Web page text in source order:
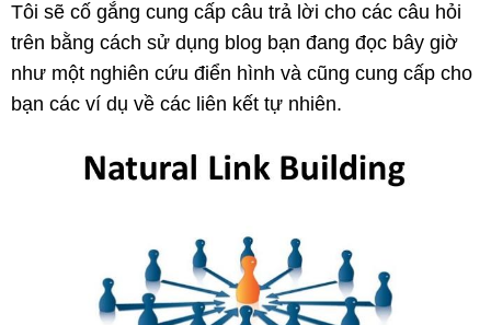
Tôi sẽ cố gắng cung cấp câu trả lời cho các câu hỏi
trên bằng cách sử dụng blog bạn đang đọc bây giờ
như một nghiên cứu điển hình và cũng cung cấp cho
bạn các ví dụ về các liên kết tự nhiên.